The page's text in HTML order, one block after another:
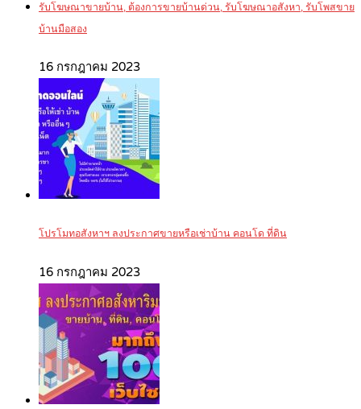
รับโฆษณาขายบ้าน, ต้องการขายบ้านด่วน, รับโฆษณาอสังหา, รับโพสขาย
บ้านมือสอง
16 กรกฎาคม 2023
โปรโมทอสังหาฯ ลงประกาศขายหรือเช่าบ้าน คอนโด ที่ดิน
16 กรกฎาคม 2023